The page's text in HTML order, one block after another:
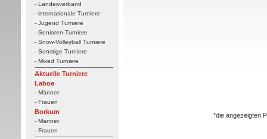
- Landesverband
- internationale Turniere
- Jugend Turniere
- Senioren Turniere
- Snow-Volleyball Turniere
- Sonstige Turniere
- Mixed Turniere
Aktuelle Turniere
Laboe
- Männer
- Frauen
Borkum
- Männer
- Frauen
*die angezeigten